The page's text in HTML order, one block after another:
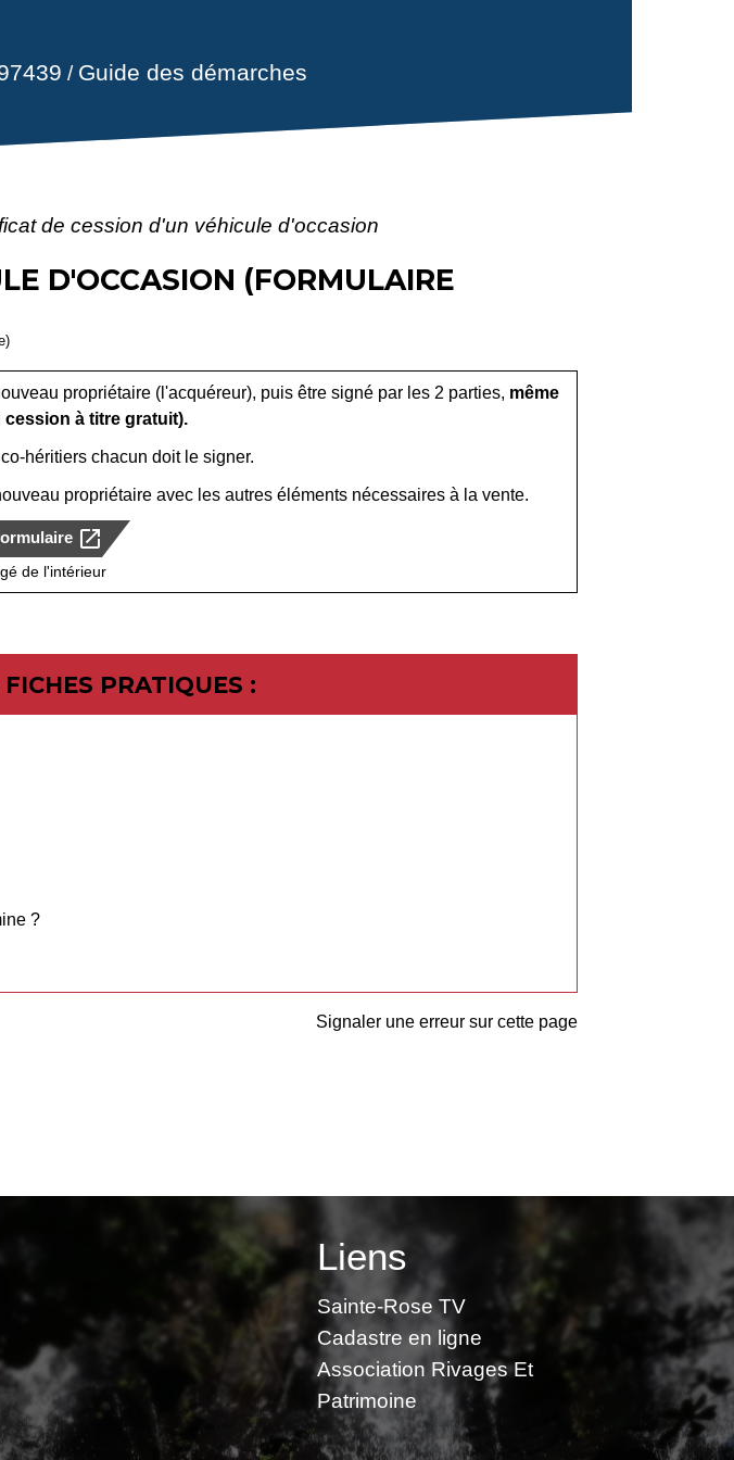
/ Guide des démarches
de cession d'un véhicule d'occasion
D'OCCASION (FORMULAIRE
propriétaire (l'acquéreur), puis être signé par les 2 parties, même
à titre gratuit).
héritiers chacun doit le signer.
propriétaire avec les autres éléments nécessaires à la vente.
open_in_new
de l'intérieur
PRATIQUES :
?
Signaler une erreur sur cette page
Liens
Sainte-Rose TV
Cadastre en ligne
Association Rivages Et
Patrimoine